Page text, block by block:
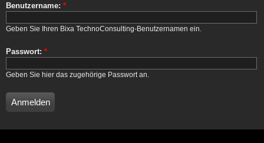
Benutzername: *
Geben Sie Ihren Bixa TechnoConsulting-Benutzernamen ein.
Passwort: *
Geben Sie hier das zugehörige Passwort an.